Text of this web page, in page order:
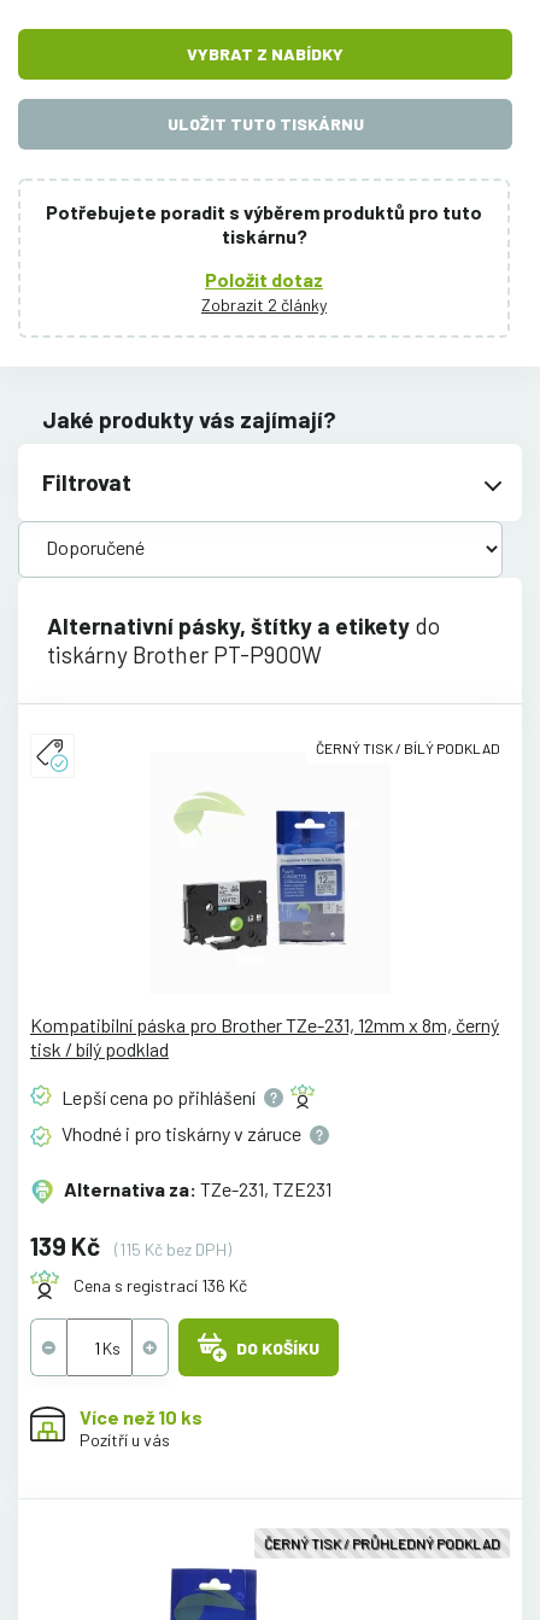
VYBRAT Z NABÍDKY
ULOŽIT TUTO TISKÁRNU
Potřebujete poradit s výběrem produktů pro tuto
tiskárnu?
Položit dotaz
Zobrazit 2 články
Jaké produkty vás zajímají?
Filtrovat
Alternativní pásky, štítky a etikety do
tiskárny Brother PT-P900W
ČERNÝ TISK / BÍLÝ PODKLAD
Kompatibilní páska pro Brother TZe-231, 12mm x 8m, černý
tisk / bílý podklad
Lepší cena po přihlášení
Vhodné i pro tiskárny v záruce
Alternativa za: TZe-231, TZE231
139 Kč
(115 Kč bez DPH)
Cena s registrací 136 Kč
DO KOŠÍKU
Více než 10 ks
Pozítří u vás
ČERNÝ TISK / PRŮHLEDNÝ PODKLAD